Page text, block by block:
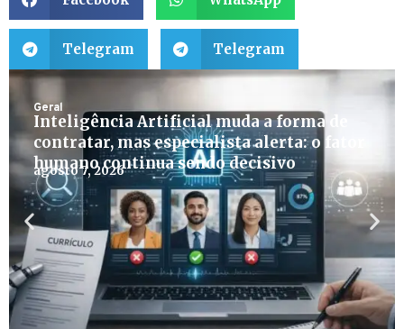
Telegram Telegram
Geral
Inteligência Artificial muda a forma de
contratar, mas especialista alerta: o fator
humano continua sendo decisivo
agosto 7, 2026